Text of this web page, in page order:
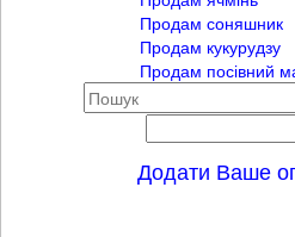
Продам соняшник
Продам кукурудзу
Продам посівний
Додати Ваше